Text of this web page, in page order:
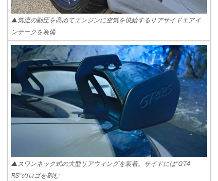
▲気流の動圧を高めてエンジンに空気を供給するリアサイドエアイ
ンテークを装備
▲スワンネック式の大型リアウィングを装着。サイドには“GT4
RS”のロゴを刻む